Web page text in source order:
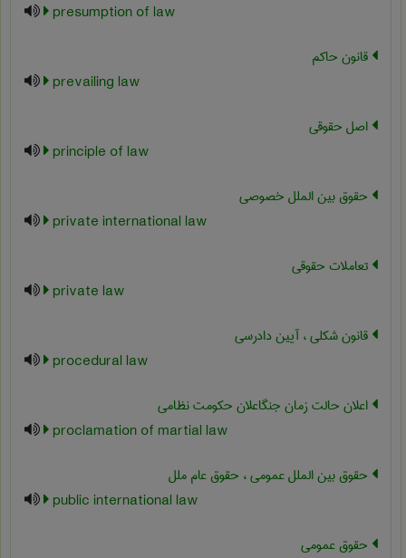
presumption of law
قانون حاکم
prevailing law
اصل حقوقی
principle of law
حقوق بین الملل خصوصی
private international law
تعاملات حقوقی
private law
قانون شکلی ، آیین دادرسی
procedural law
اعلان حالت زمان جنگاعلان حکومت نظامی
proclamation of martial law
حقوق بین الملل عمومی ، حقوق عام ملل
public international law
حقوق عمومی